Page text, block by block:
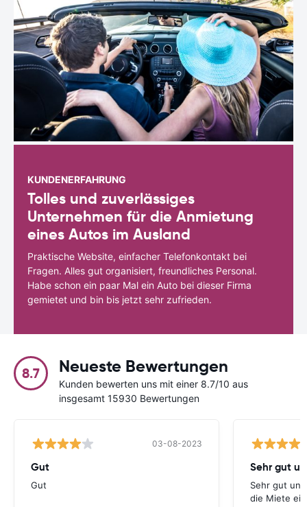
KUNDENERFAHRUNG
Tolles und zuverlässiges
Unternehmen für die Anmietung
eines Autos im Ausland
Praktische Website, einfacher Telefonkontakt bei
Fragen. Alles gut organisiert, freundliches Personal.
Habe schon ein paar Mal ein Auto bei dieser Firma
gemietet und bin bis jetzt sehr zufrieden.
8.7 Neueste Bewertungen
Kunden bewerten uns mit einer 8.7/10 aus
insgesamt 15930 Bewertungen
03-08-2023
Gut
Gut
Sehr gut
die Miete